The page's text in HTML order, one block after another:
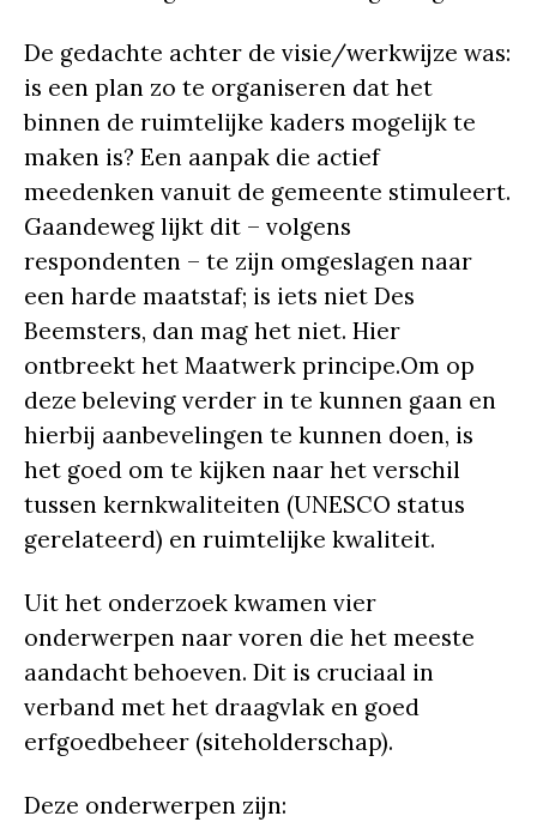
De gedachte achter de visie/werkwijze was:
is een plan zo te organiseren dat het
binnen de ruimtelijke kaders mogelijk te
maken is? Een aanpak die actief
meedenken vanuit de gemeente stimuleert.
Gaandeweg lijkt dit – volgens
respondenten – te zijn omgeslagen naar
een harde maatstaf; is iets niet Des
Beemsters, dan mag het niet. Hier
ontbreekt het Maatwerk principe.Om op
deze beleving verder in te kunnen gaan en
hierbij aanbevelingen te kunnen doen, is
het goed om te kijken naar het verschil
tussen kernkwaliteiten (UNESCO status
gerelateerd) en ruimtelijke kwaliteit.
Uit het onderzoek kwamen vier
onderwerpen naar voren die het meeste
aandacht behoeven. Dit is cruciaal in
verband met het draagvlak en goed
erfgoedbeheer (siteholderschap).
Deze onderwerpen zijn: